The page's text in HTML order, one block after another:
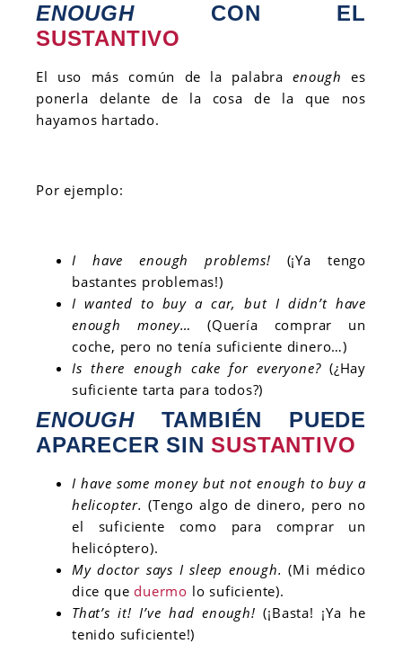
ENOUGHCON EL
SUSTANTIVO
El uso más común de la palabraenough es
ponerla delante de la cosa de la que nos
hayamos hartado.
Por ejemplo:
I have enough problems! (¡Ya tengo
bastantes problemas!)
I wanted to buy a car, but I didn’t have
enough money… (Quería comprar un
coche, pero no tenía suficiente dinero…)
Is there enough cake for everyone?(¿Hay
suficiente tarta para todos?)
ENOUGHTAMBIÉN PUEDE
APARECER SINSUSTANTIVO
I have some money but not enough to buy a
helicopter. (Tengo algo de dinero, pero no
el suficiente como para comprar un
helicóptero).
My doctor says I sleep enough. (Mi médico
dice que duermo lo suficiente).
That’s it! I’ve had enough! (¡Basta! ¡Ya he
tenido suficiente!)